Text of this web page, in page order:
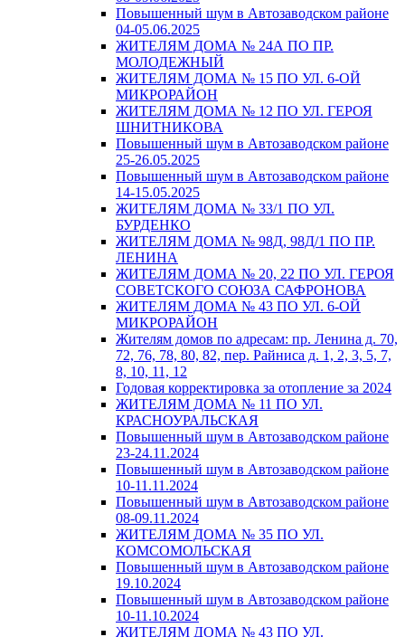
Повышенный шум в Автозаводском районе
04-05.06.2025
ЖИТЕЛЯМ ДОМА № 24А ПО ПР.
МОЛОДЕЖНЫЙ
ЖИТЕЛЯМ ДОМА № 15 ПО УЛ. 6-ОЙ
МИКРОРАЙОН
ЖИТЕЛЯМ ДОМА № 12 ПО УЛ. ГЕРОЯ
ШНИТНИКОВА
Повышенный шум в Автозаводском районе
25-26.05.2025
Повышенный шум в Автозаводском районе
14-15.05.2025
ЖИТЕЛЯМ ДОМА № 33/1 ПО УЛ.
БУРДЕНКО
ЖИТЕЛЯМ ДОМА № 98Д, 98Д/1 ПО ПР.
ЛЕНИНА
ЖИТЕЛЯМ ДОМА № 20, 22 ПО УЛ. ГЕРОЯ
СОВЕТСКОГО СОЮЗА САФРОНОВА
ЖИТЕЛЯМ ДОМА № 43 ПО УЛ. 6-ОЙ
МИКРОРАЙОН
Жителям домов по адресам: пр. Ленина д. 70,
72, 76, 78, 80, 82, пер. Райниса д. 1, 2, 3, 5, 7,
8, 10, 11, 12
Годовая корректировка за отопление за 2024
ЖИТЕЛЯМ ДОМА № 11 ПО УЛ.
КРАСНОУРАЛЬСКАЯ
Повышенный шум в Автозаводском районе
23-24.11.2024
Повышенный шум в Автозаводском районе
10-11.11.2024
Повышенный шум в Автозаводском районе
08-09.11.2024
ЖИТЕЛЯМ ДОМА № 35 ПО УЛ.
КОМСОМОЛЬСКАЯ
Повышенный шум в Автозаводском районе
19.10.2024
Повышенный шум в Автозаводском районе
10-11.10.2024
ЖИТЕЛЯМ ДОМА № 43 ПО УЛ.